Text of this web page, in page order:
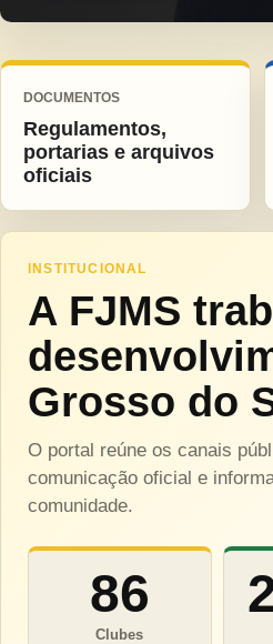
DOCUMENTOS
Regulamentos,
portarias e arquivos
oficiais
INSTITUCIONAL
A FJMS
Grosso do
O portal reúne os canais
comunicação oficial e
comunidade.
86
Clubes